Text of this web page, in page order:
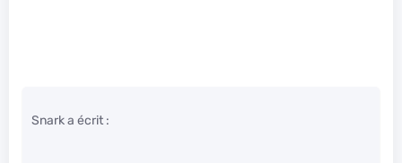
Snark a écrit :